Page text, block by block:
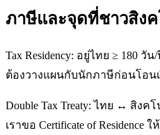
ภาษีและจุดที่ชาวสิง
Tax Residency: อยู่ไทย ≥ 180 วั
ต้องวางแผนกับนักภาษีก่อนโอนเ
Double Tax Treaty: ไทย ↔ สิ
เราขอ Certificate of